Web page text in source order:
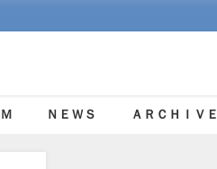
ＮＥＷＳ ＡＲＣＨＩＶＥ